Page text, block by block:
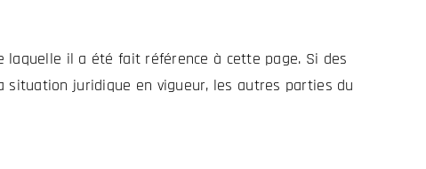
il a été fait référence à cette page. Si des
juridique en vigueur, les autres parties du